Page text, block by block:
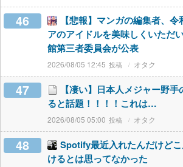
46
【悲報】マンガの編集者、
アのアイドルを美味しくいただ
館第三者委員会が公表
2026/08/05 12:45 オタク
47
【凄い】日本人メジャー野
ると話題！！！！これは…
2026/08/05 05:00 オタク
48
Spotify最近入れたんだけど
けるとは思ってなかった